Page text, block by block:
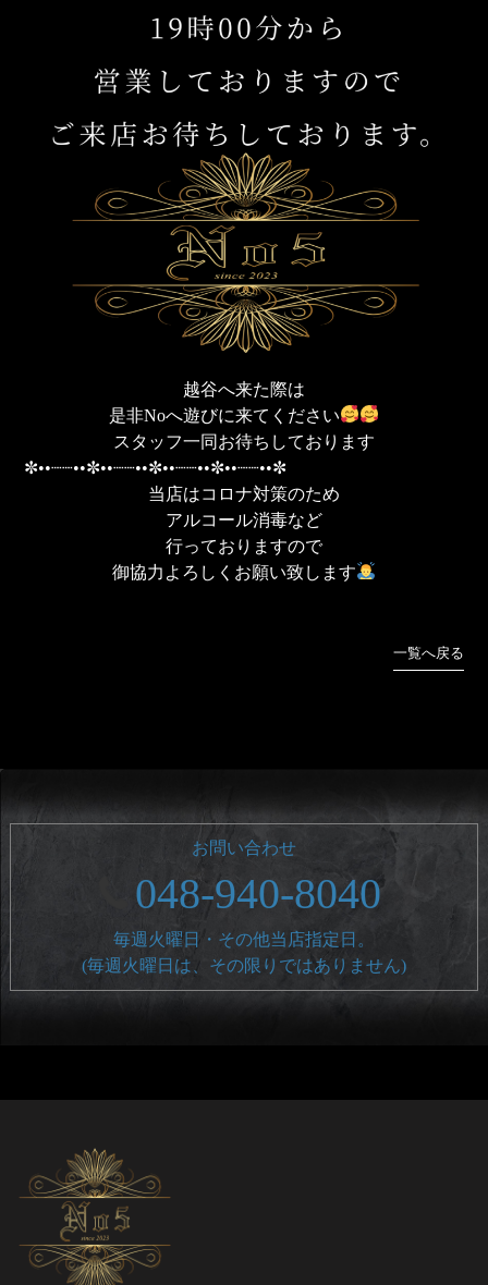
越谷へ来た際は
是非Noへ遊びに来てください
スタッフ一同お待ちしております
✼••┈┈••✼••┈┈••✼••┈┈••✼••┈┈••✼
当店はコロナ対策のため
アルコール消毒など
行っておりますので
御協力よろしくお願い致します
一覧へ戻る
お問い合わせ
048-940-8040
毎週火曜日・その他当店指定日。
(毎週火曜日は、その限りではありません)